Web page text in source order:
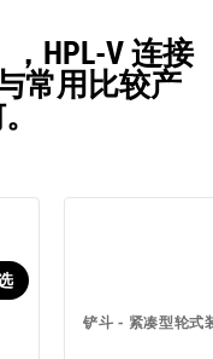
，HPL-V 连接
常用比较产
铲斗 - 紧凑型轮式